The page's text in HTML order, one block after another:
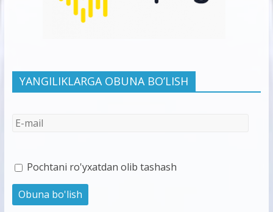
YANGILIKLARGA OBUNA BO’LISH
Pochtani ro'yxatdan olib tashash